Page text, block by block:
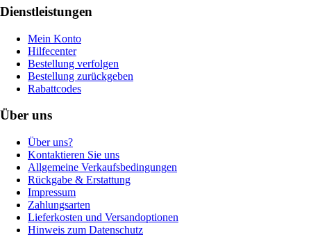
Dienstleistungen
Mein Konto
Hilfecenter
Bestellung verfolgen
Bestellung zurückgeben
Rabattcodes
Über uns
Über uns?
Kontaktieren Sie uns
Allgemeine Verkaufsbedingungen
Rückgabe & Erstattung
Impressum
Zahlungsarten
Lieferkosten und Versandoptionen
Hinweis zum Datenschutz